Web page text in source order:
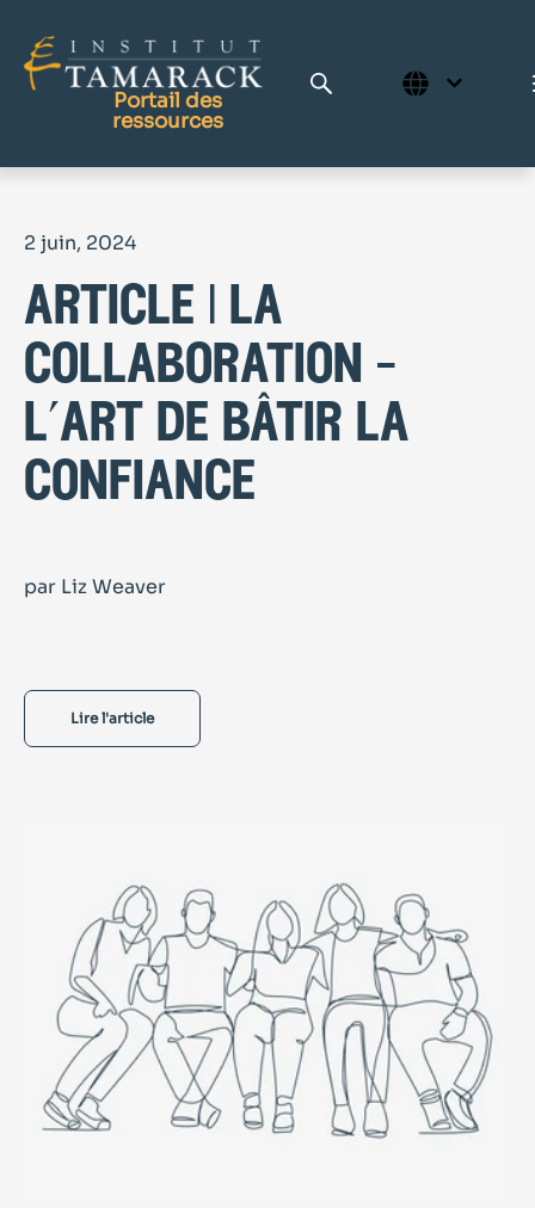
Portail des
ressources
Page d'accueil
Le Centre d'apprentissage
2 juin, 2024
article | la
collaboration –
l’art de bâtir la
confiance
par Liz Weaver
Lire l'article